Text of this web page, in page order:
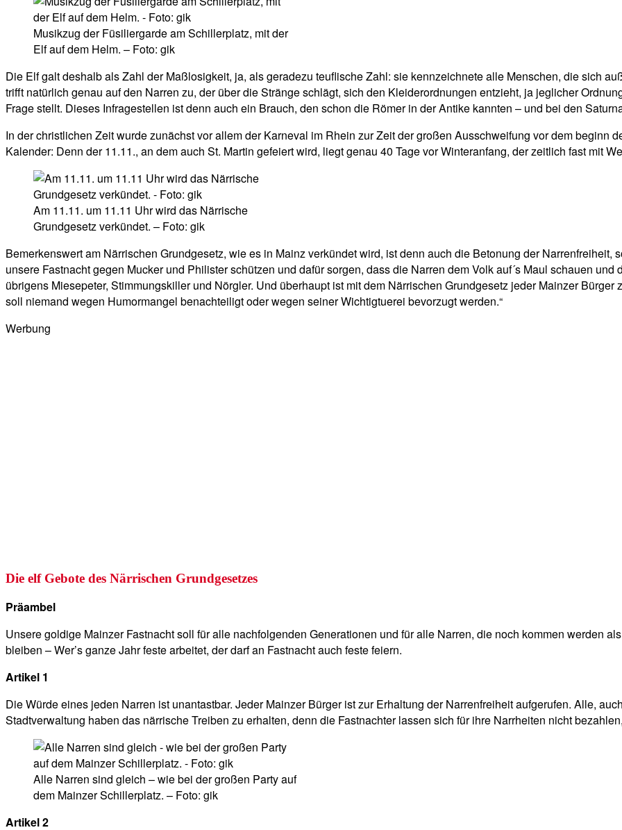
Musikzug der Füsiliergarde am Schillerplatz, mit der
Elf auf dem Helm. – Foto: gik
Die Elf galt deshalb als Zahl der Maßlosigkeit, ja, als geradezu teuflische Zahl: sie kennzeichnete alle Menschen, die sich
trifft natürlich genau auf den Narren zu, der über die Stränge schlägt, sich den Kleiderordnungen entzieht, ja jeglicher
Frage stellt. Dieses Infragestellen ist denn auch ein Brauch, den schon die Römer in der Antike kannten – und bei den
In der christlichen Zeit wurde zunächst vor allem der Karneval im Rhein zur Zeit der großen Ausschweifung vor dem beginn
Kalender: Denn der 11.11., an dem auch St. Martin gefeiert wird, liegt genau 40 Tage vor Winteranfang, der zeitlich fast mit
Am 11.11. um 11.11 Uhr wird das Närrische
Grundgesetz verkündet. – Foto: gik
Bemerkenswert am Närrischen Grundgesetz, wie es in Mainz verkündet wird, ist denn auch die Betonung der Narrenfreiheit,
unsere Fastnacht gegen Mucker und Philister schützen und dafür sorgen, dass die Narren dem Volkauf´s Maul schauen und
übrigens Miesepeter, Stimmungskillerund Nörgler. Und überhaupt ist mit dem Närrischen Grundgesetz jeder Mainzer
soll niemand wegen Humormangel benachteiligt oder wegen seiner Wichtigtuerei bevorzugt werden.“
Werbung
Die elf Gebote des Närrischen Grundgesetzes
Präambel
Unsere goldige Mainzer Fastnacht soll für alle nachfolgenden Generationen und für alle Narren, die noch kommen werden
bleiben – Wer’s ganze Jahr feste arbeitet, der darf an Fastnacht auch feste feiern.
Artikel 1
Die Würde eines jeden Narren ist unantastbar. Jeder Mainzer Bürger ist zur Erhaltung der Narrenfreiheit aufgerufen. Alle,
Stadtverwaltung haben das närrische Treiben zu erhalten, denn die Fastnachter lassen sich für ihre Narrheiten nicht bezahlen,
Alle Narren sind gleich – wie bei der großen Party auf
dem Mainzer Schillerplatz. – Foto: gik
Artikel 2